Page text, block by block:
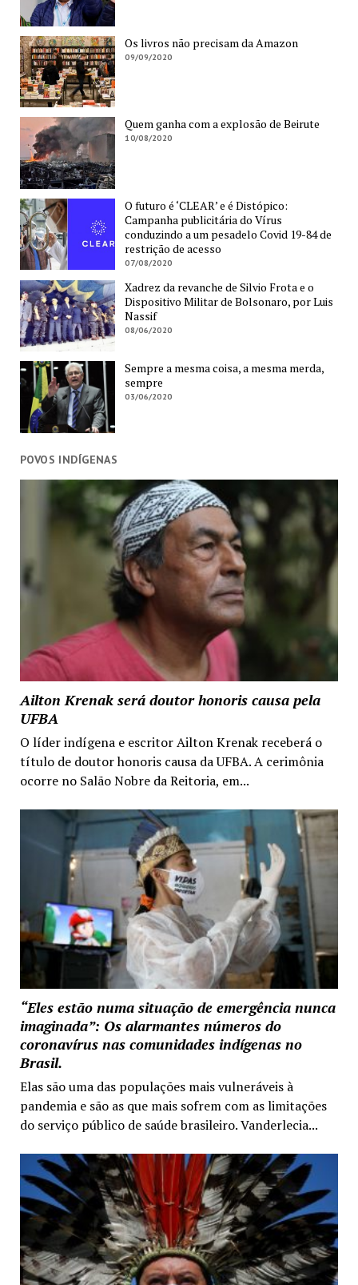
Os livros não precisam da Amazon
09/09/2020
Quem ganha com a explosão de Beirute
10/08/2020
O futuro é ‘CLEAR’ e é Distópico:
Campanha publicitária do Vírus
conduzindo a um pesadelo Covid 19-84 de
restrição de acesso
07/08/2020
Xadrez da revanche de Silvio Frota e o
Dispositivo Militar de Bolsonaro, por Luis
Nassif
08/06/2020
Sempre a mesma coisa, a mesma merda,
sempre
03/06/2020
POVOS INDÍGENAS
Ailton Krenak será doutor honoris causa pela
UFBA
O líder indígena e escritor Ailton Krenak receberá o
título de doutor honoris causa da UFBA. A cerimônia
ocorre no Salão Nobre da Reitoria, em...
“Eles estão numa situação de emergência nunca
imaginada”: Os alarmantes números do
coronavírus nas comunidades indígenas no
Brasil.
Elas são uma das populações mais vulneráveis à
pandemia e são as que mais sofrem com as limitações
do serviço público de saúde brasileiro. Vanderlecia...